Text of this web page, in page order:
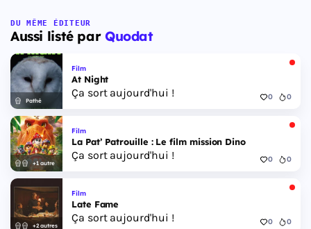
DU MÊME ÉDITEUR
Aussi listé par Quodat
Pathé
Film
At Night
Ça sort aujourd'hui ! 0 0
+1 autre
Film
La Pat’ Patrouille : Le film mission Dino
Ça sort aujourd'hui ! 0 0
+2 autres
Film
Late Fame
Ça sort aujourd'hui ! 0 0